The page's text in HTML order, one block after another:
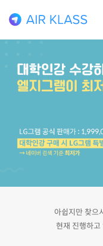
아쉽지만 찾으
현재 진행하고